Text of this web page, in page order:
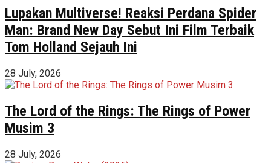
Lupakan Multiverse! Reaksi Perdana Spider
Man: Brand New Day Sebut Ini Film Terbaik
Tom Holland Sejauh Ini
28 July, 2026
The Lord of the Rings: The Rings of Power
Musim 3
28 July, 2026